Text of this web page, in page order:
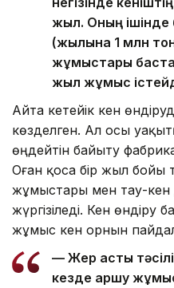
жыл. Оның ішінде
(жылына 1 млн
жұмыстары
жыл жұмыс
Айта кетейік кен
көзделген. Ал осы
өңдейтін байыту
Оған қоса бір жыл бойы
жұмыстары мен тау-
жүргізіледі. Кен өндіру
жұмыс кен орнын
— Жер асты
кезде аршу